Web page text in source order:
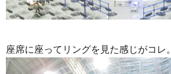
座席に座ってリングを見た感じがコレ。